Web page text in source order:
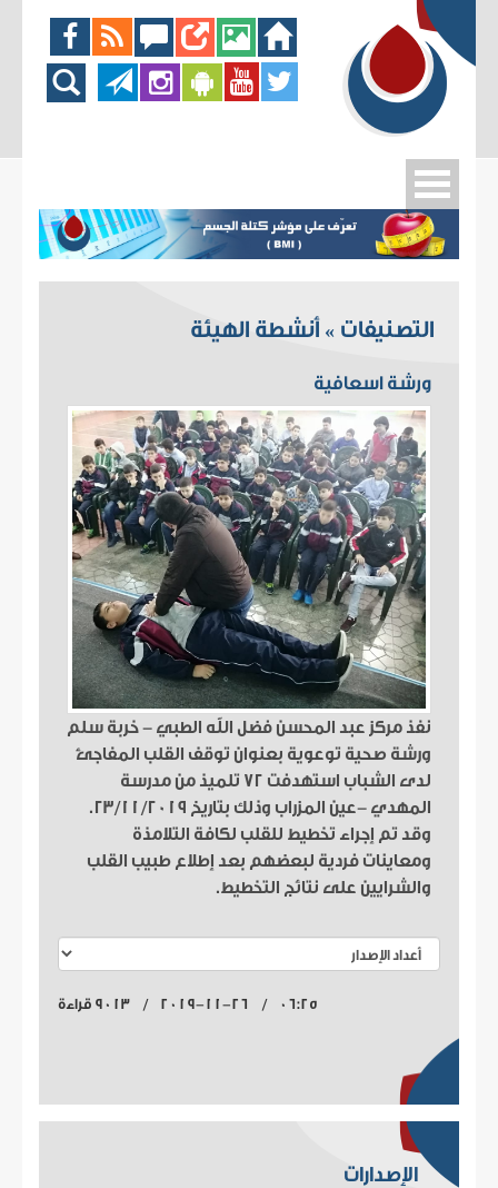
التصنيفات » أنشطة الهيئة
ورشة اسعافية
نفذ مركز عبد المحسن فضل الله الطبي - خربة سلم
ورشة صحية توعوية بعنوان توقف القلب المفاجئ
لدى الشباب استهدفت ٧٢ تلميذ من مدرسة
المهدي -عين المزراب وذلك بتاريخ ٢٣/١١/٢٠١٩.
وقد تم إجراء تخطيط للقلب لكافة التلامذة
ومعاينات فردية لبعضهم بعد إطلاع طبيب القلب
والشرايين على نتائج التخطيط.
06:25 / 2019-11-26 / 9013 قراءة
الإصدارات